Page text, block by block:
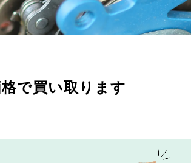
で買い取ります